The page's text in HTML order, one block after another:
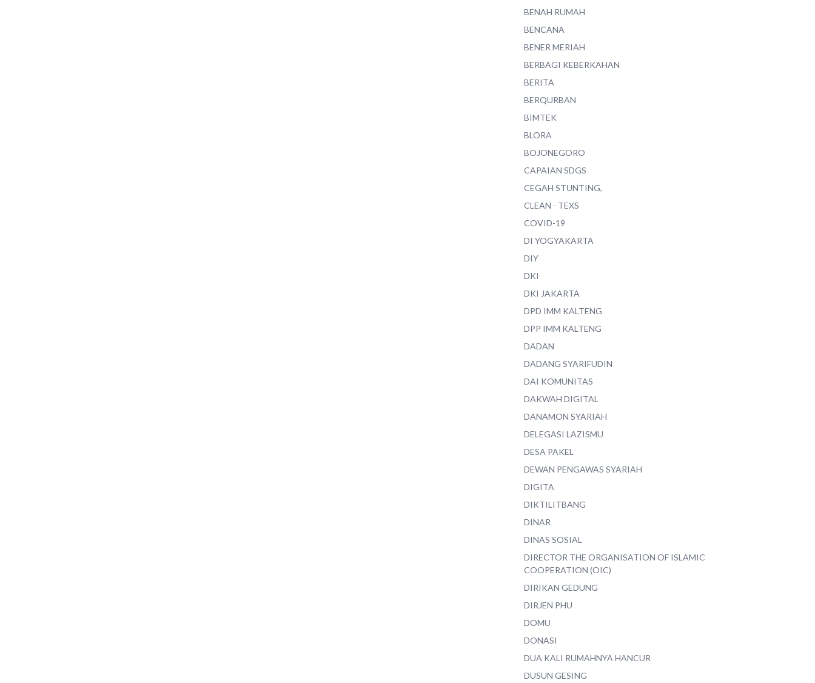
BENAH RUMAH
BENCANA
BENER MERIAH
BERBAGI KEBERKAHAN
BERITA
BERQURBAN
BIMTEK
BLORA
BOJONEGORO
CAPAIAN SDGS
CEGAH STUNTING,
CLEAN - TEXS
COVID-19
DI YOGYAKARTA
DIY
DKI
DKI JAKARTA
DPD IMM KALTENG
DPP IMM KALTENG
DADAN
DADANG SYARIFUDIN
DAI KOMUNITAS
DAKWAH DIGITAL
DANAMON SYARIAH
DELEGASI LAZISMU
DESA PAKEL
DEWAN PENGAWAS SYARIAH
DIGITA
DIKTILITBANG
DINAR
DINAS SOSIAL
DIRECTOR THE ORGANISATION OF ISLAMIC
COOPERATION (OIC)
DIRIKAN GEDUNG
DIRJEN PHU
DOMU
DONASI
DUA KALI RUMAHNYA HANCUR
DUSUN GESING